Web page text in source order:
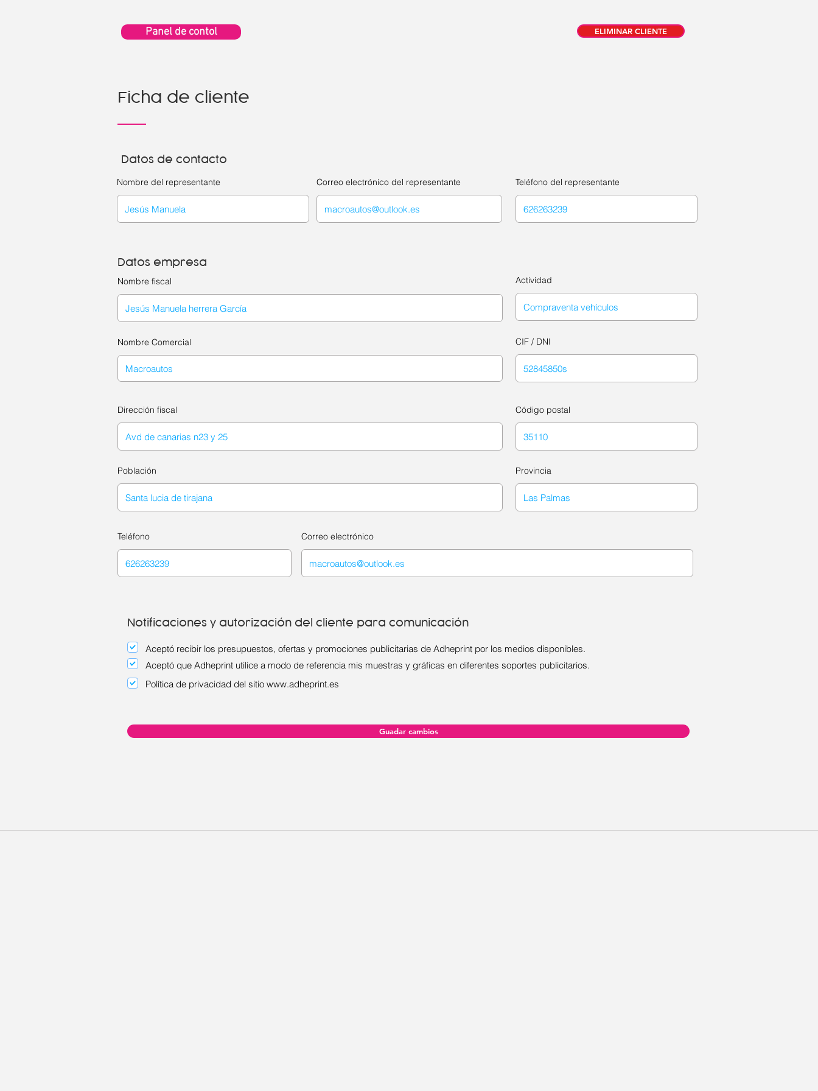
Panel de contol ELIMINAR CLIENTE
Nombre del representante Correo electrónico del representante Teléfono del representante
Ficha de cliente
Datos empresa
Nombre fiscal
Nombre Comercial CIF / DNI
Dirección fiscal Código postal
Población Provincia
Teléfono Correo electrónico
Datos de contacto
Actividad
Notificaciones y autorización del cliente para comunicación
Aceptó recibir los presupuestos, ofertas y promociones publicitarias de Adheprint por los medios disponibles.
Aceptó que Adheprint utilice a modo de referencia mis muestras y gráficas en diferentes soportes publicitarios.
Política de privacidad del sitio www.adheprint.es
Guadar cambios